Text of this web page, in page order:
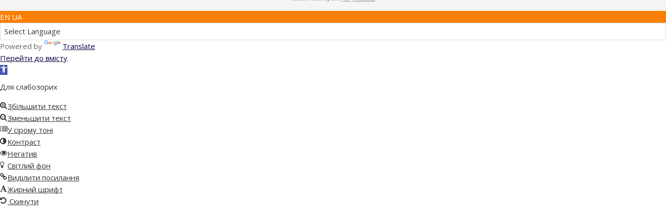
EN UA
Powered by
Translate
Перейти до вмісту
Відкрити
інструментів
Для слабозорих
Збільшити текст
Зменьшити текст
У сірому тоні
Контраст
Негатив
Світлий фон
Виділити посилання
Жирний шрифт
Скинути